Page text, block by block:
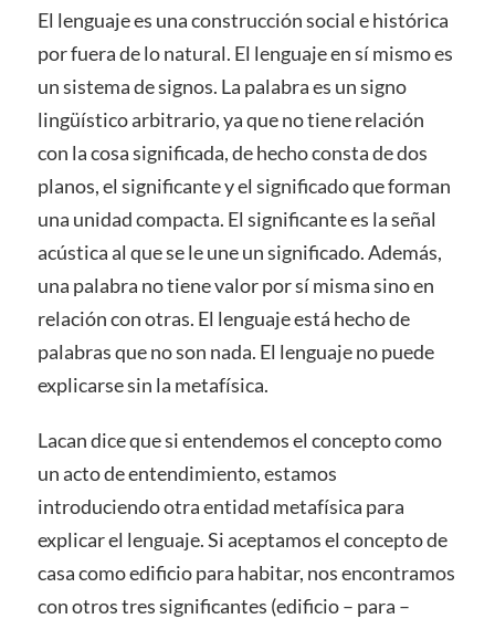
El lenguaje es una construcción social e histórica
por fuera de lo natural. El lenguaje en sí mismo es
un sistema de signos. La palabra es un signo
lingüístico arbitrario, ya que no tiene relación
con la cosa significada, de hecho consta de dos
planos, el significante y el significado que forman
una unidad compacta. El significante es la señal
acústica al que se le une un significado. Además,
una palabra no tiene valor por sí misma sino en
relación con otras. El lenguaje está hecho de
palabras que no son nada. El lenguaje no puede
explicarse sin la metafísica.
Lacan dice que si entendemos el concepto como
un acto de entendimiento, estamos
introduciendo otra entidad metafísica para
explicar el lenguaje. Si aceptamos el concepto de
casa como edificio para habitar, nos encontramos
con otros tres significantes (edificio – para –